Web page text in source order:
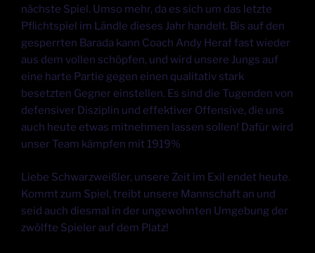
nächste Spiel. Umso mehr, da es sich um das letzte
Pflichtspiel im Ländle dieses Jahr handelt. Bis auf den
gesperrten Barada kann Coach Andy Heraf fast wieder
aus dem vollen schöpfen, und wird unsere Jungs auf
eine harte Partie gegen einen qualitativ stark
besetzten Gegner einstellen. Es sind die Tugenden von
defensiver Disziplin und effektiver Offensive, die uns
auch heute etwas mitnehmen lassen sollen! Dafür wird
unser Team kämpfen mit 1919%
Liebe Schwarzweißler, unsere Zeit im Exil endet heute.
Kommt zum Spiel, treibt unsere Mannschaft an und
seid auch diesmal in der ungewohnten Umgebung der
zwölfte Spieler auf dem Platz!